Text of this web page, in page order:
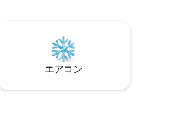
、休日、夏/秋にすぐに予約が
ご希望の日程を確保するため
ご予約をおすすめします。
エアコン